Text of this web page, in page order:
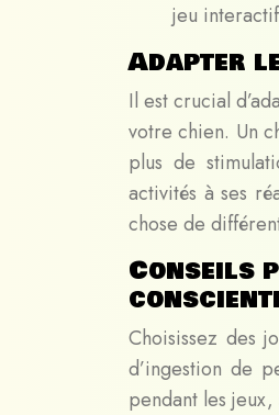
jeu
Adapter
Il est crucial
votre chien. Un
plus de
activités à ses
chose de
Conseils
Choisissez des
d’ingestion de
pendant les